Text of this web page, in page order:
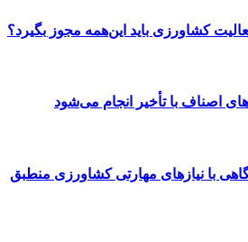
کشاورزی باید این‌همه مجوز بگیرد؟
اصناف با تأخیر انجام می‌شود
با نیازهای مهارتی کشاورزی منطبق